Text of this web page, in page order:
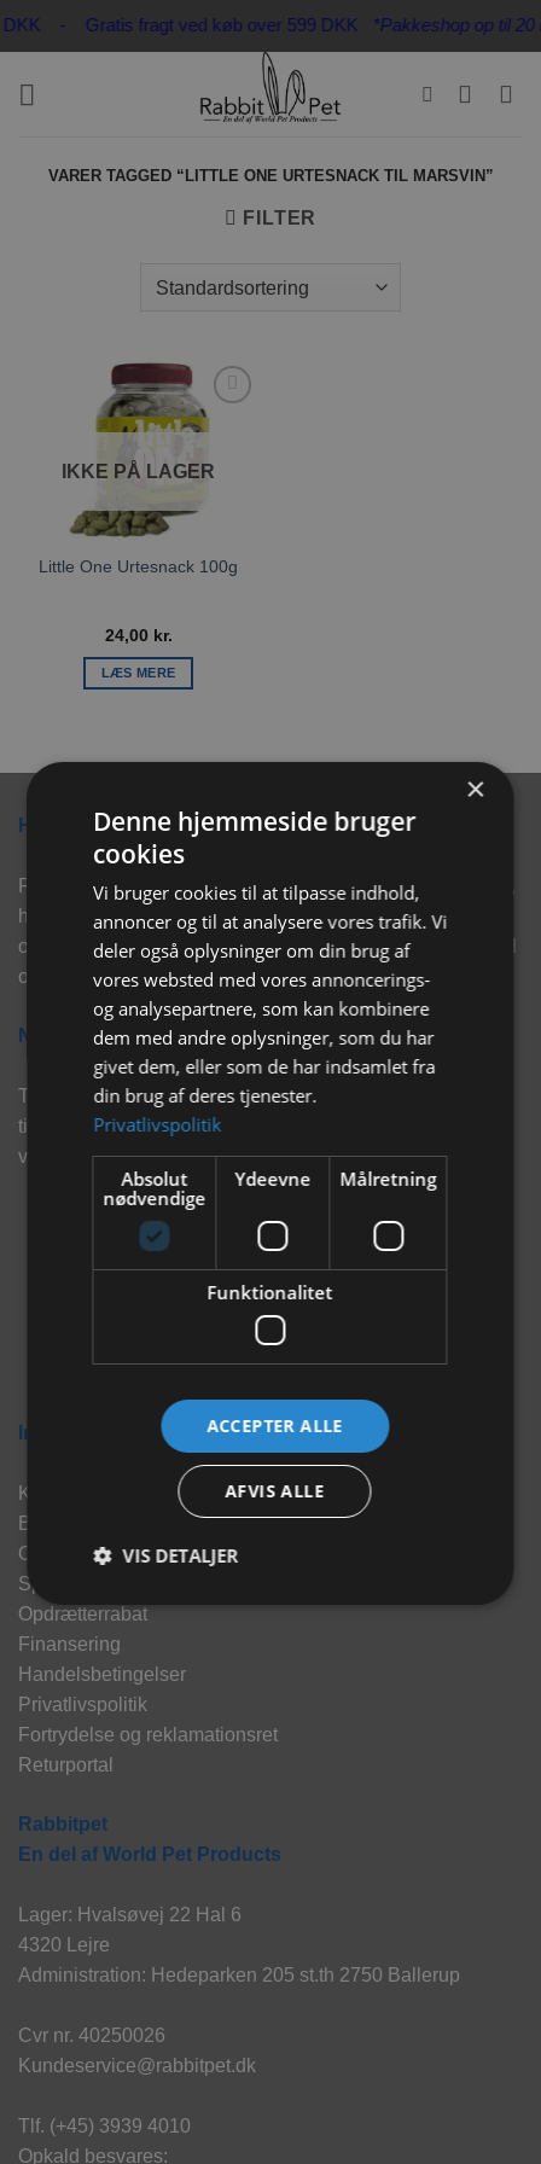
Fortsæt
DKK - Gratis fragt ved køb over 599 DKK *Pakkeshop op til 20
VARER TAGGED “LITTLE ONE URTESNACK TIL MARSVIN”
FILTER
Tilføj til
IKKE PÅ LAGER
Little One Urtesnack 100g
24,00 kr.
LÆS MERE
Hvorfor vælge Rabbitpet?
Rabbitpet sælger ikke kun kvalitetsprodukter såsom, foder,
hø, aktivering, strøelse mm. til vores kunder. Vi hjælper
også med rådgivning, så tøv ikke med at skrive eller ring til
os for hjælp..
Nyhedsbrev
Tilmeld dig vores nyhedsbrev og eksklusive tilbud og få
tilbud på mail før andre gør. Vi vil holde dig opdateret med
vores seneste information, produkter og tilbud.
Information
Kontakt
Brand
Om os
Sponsorater
Opdrætterrabat
Finansering
Handelsbetingelser
Privatlivspolitik
Fortrydelse og reklamationsret
Returportal
Rabbitpet
En del af World Pet Products
Lager: Hvalsøvej 22 Hal 6
4320 Lejre
Administration: Hedeparken 205 st.th 2750 Ballerup
Cvr nr. 40250026
Kundeservice@rabbitpet.dk
Tlf. (+45) 3939 4010
Opkald besvares:
×
Denne hjemmeside bruger
cookies
Vi bruger cookies til at tilpasse indhold,
annoncer og til at analysere vores trafik. Vi
deler også oplysninger om din brug af
vores websted med vores annoncerings-
og analysepartnere, som kan kombinere
dem med andre oplysninger, som du har
givet dem, eller som de har indsamlet fra
din brug af deres tjenester.
Privatlivspolitik
Absolut
nødvendige
Ydeevne Målretning
Funktionalitet
ACCEPTER ALLE
AFVIS ALLE
VIS DETALJER